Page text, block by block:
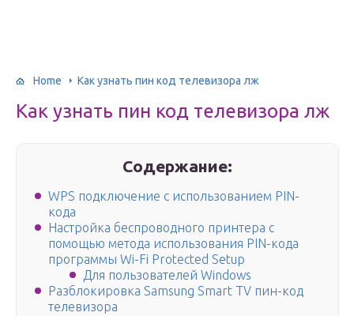
Home Как узнать пин код телевизора лж
Как узнать пин код телевизора лж
Содержание:
WPS подключение с использованием PIN-
кода
Настройка беспроводного принтера с
помощью метода использования PIN-кода
программы Wi-Fi Protected Setup
Для пользователей Windows
Разблокировка Samsung Smart TV пин-код
телевизора